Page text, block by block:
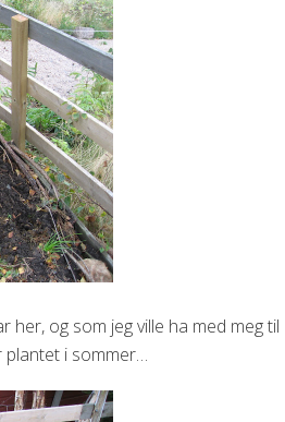
og som jeg ville ha med meg til
plantet i sommer…